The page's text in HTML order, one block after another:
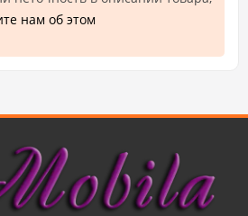
нам об этом